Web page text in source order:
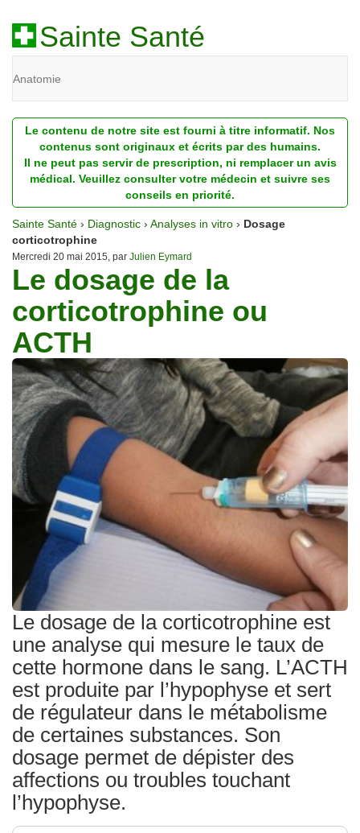
Sainte Santé
Anatomie
Diagnostic
Dossiers
Homéopathie
Nutrition
Pathologie
Psychologie
Recherches
Traitements
Le contenu de notre site est fourni à titre informatif. Nos
contenus sont originaux et écrits par des humains.
Il ne peut pas servir de prescription, ni remplacer un avis
médical. Veuillez consulter votre médecin et suivre ses
conseils en priorité.
Sainte Santé › Diagnostic › Analyses in vitro › Dosage
corticotrophine
Mercredi 20 mai 2015, par Julien Eymard
Le dosage de la
corticotrophine ou
ACTH
Le dosage de la corticotrophine est
une analyse qui mesure le taux de
cette hormone dans le sang. L’ACTH
est produite par l’hypophyse et sert
de régulateur dans le métabolisme
de certaines substances. Son
dosage permet de dépister des
affections ou troubles touchant
l’hypophyse.